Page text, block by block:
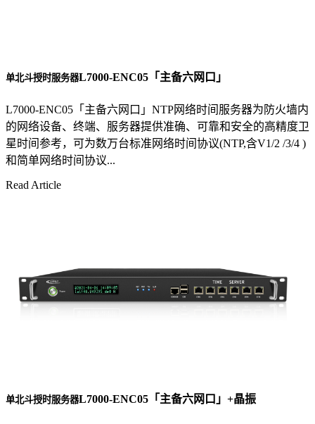
单北斗授时服务器L7000-ENC05「主备六网口」
L7000-ENC05「主备六网口」NTP网络时间服务器为防火墙内
的网络设备、终端、服务器提供准确、可靠和安全的高精度卫
星时间参考，可为数万台标准网络时间协议(NTP,含V1/2 /3/4 )
和简单网络时间协议...
Read Article
单北斗授时服务器L7000-ENC05「主备六网口」+晶振